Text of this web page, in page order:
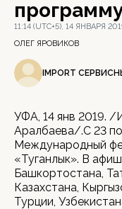
11:14 (UTC+5), 14 ЯНВАРЯ
ОЛЕГ ЯРОВИКОВ
IMPORT
УФА, 14 янв 2019.
Аралбаева/.С 23
Международный
«Туганлык». В
Башкортостана,
Казахстана,
Турции,